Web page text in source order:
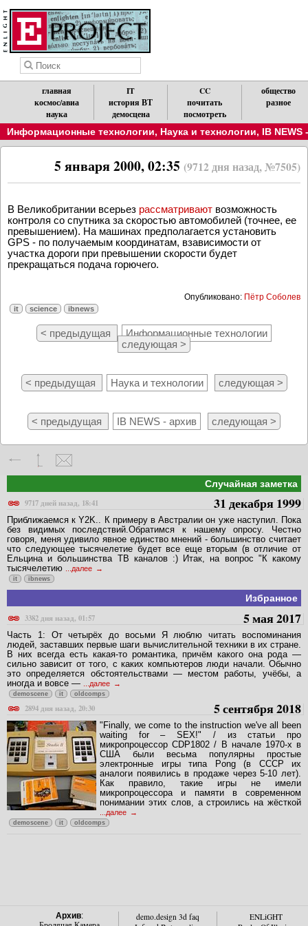
главная
космос/авиа
наука
IT
история ВТ
демосцена
CC
почитать
посмотреть
общество
разное
Информационные технологии, Наука и технологии, IB NEWS
5 января 2000, 02:35 (9712 дня назад, №7505)
В Великобритании всерьез рассматривают возможность
контроля со спутника за скоростью автомобилей (точнее, ее
превышением). На машинах предполагается установить
GPS - по получаемым координатам, взависимости от
участка дороги при превышении скорости будет
прекращаться подача горючего.
Опубликовано: Пётр Соболев
it science ibnews
< предыдущая
Информационные технологии
следующая >
< предыдущая Наука и технологии следующая >
< предыдущая IB NEWS - архив следующая >
Случайная заметка
9717 дней назад, 18:41
31 декабря 1999
Приближаемся к Y2K.. К примеру в Австралии он уже наступил. Пока
без видимых последствий.Обратимся к нашему опросу. Честно
говоря, меня удивило явное единство мнений - большинство считает
что следующее тысячелетие будет все еще вторым (в отличие от
Ельцина и большинства ТВ каналов :) Итак, на вопрос "К какому
тысячелетию
...далее
it ibnews
Избранное
3382 дня назад, 01:57
5 мая 2017
Часть 1: От четырёх до восьми Я люблю читать воспоминания
людей, заставших первые шаги вычислительной техники в их стране.
В них всегда есть какая-то романтика, причём какого она рода —
сильно зависит от того, с каких компьютеров люди начали. Обычно
это определяется обстоятельствами — местом работы, учёбы, а
иногда и вовсе —
...далее
demoscene it oldcomps
2894 дня назад, 20:30 5 сентября 2018
"Finally, we come to the instruction we've all been
waiting for – SEX!" / из статьи про
микропроцессор CDP1802 / В начале 1970-х в
США были весьма популярны простые
электронные игры типа Pong (в СССР их
аналоги появились в продаже через 5-10 лет).
Как правило, такие игры не имели
микропроцессора и памяти в современном
понимании этих слов, а строились на жёсткой
...далее
demoscene it oldcomps
Архив:
demo.design 3d faq
ENLiGHT